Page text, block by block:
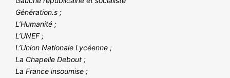
Génération.s ;
L’Humanité ;
L’UNEF ;
L’Union Nationale Lycéenne ;
La Chapelle Debout ;
La France insoumise ;